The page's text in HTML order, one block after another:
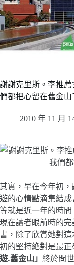
謝謝克里斯。李推
們都把心留在舊金
2010 年 11 月
其實，早在今年初
遊的心情點滴集結
等就是近一年的時
現在讀者眼前時的
書，除了欣賞她對
初的堅持絶對是最
遊.舊金山」 終於問